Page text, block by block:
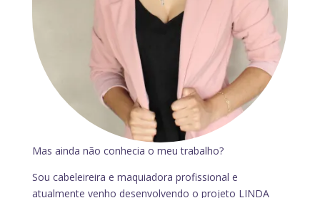
Mas ainda não conhecia o meu trabalho?
Sou cabeleireira e maquiadora profissional e
atualmente venho desenvolvendo o projeto LINDA